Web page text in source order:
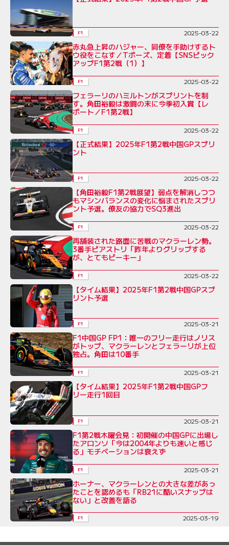
F1 2025-03-22
赤丸急上昇のハジャー、同僚を手助けするト
ウ役をこなす／Tポーズ、定着【SNSピック
アップF1第2戦（1）】
F1 2025-03-22
フェラーリのハミルトンがスプリントを制
す。角田裕毅は激闘の末に今季初入賞【レ
ポート／F1第2戦】
F1 2025-03-22
【正式結果】2025年F1第2戦中国GPスプリ
ント
F1 2025-03-22
【角田裕毅F1第2戦展望】弱点を解消しつつ
もマシンバランスの変化に悩まされたスプリ
ント予選。僚友の協力でSQ3進出
F1 2025-03-22
再舗装された路面に苦戦のマクラーレン勢。
3番手ピアストリ「昨年よりグリップする
が、とてもピーキー」
F1 2025-03-22
【タイム結果】2025年F1第2戦中国GPスプ
リント予選
F1 2025-03-21
F1中国GP FP1：唯一のフリー走行はノリス
がトップ、マクラーレンとフェラーリが上位
独占。角田は10番手
F1 2025-03-21
【タイム結果】2025年F1第2戦中国GPフ
リー走行1回目
F1 2025-03-21
F1第2戦木曜会見：初開催の中国GPに出場し
たアロンソ「今は2004年よりも速いと感じ
る」モチベーションは衰えず
F1 2025-03-21
ホーナー、マクラーレンとの大きな差があっ
たことを認めるも「RB21に酷いスナップは
ない」と改善を語る
F1 2025-03-19